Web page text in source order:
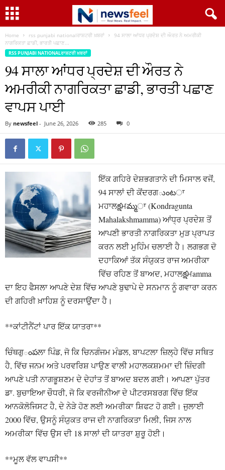
Home rss punjabi nationalਰਾਸ਼ਟਰੀ ਖ਼ਬਰਾਂ
94 ਸਾਲਾ ਆਂਧਰ ਪ੍ਰਦੇਸ਼ ਦੀ ਔਰਤ ਨੇ ਅਮਰੀਕੀ
ਨਾਗਰਿਕਤਾ ਛਾਡੀ, ਭਾਰਤੀ ਪਛਾਣ...
RSS PUNJABI NATIONALਰਾਸ਼ਟਰੀ ਖ਼ਬਰਾਂ
94 ਸਾਲਾ ਆਂਧਰ ਪ੍ਰਦੇਸ਼ ਦੀ ਔਰਤ ਨੇ
ਅਮਰੀਕੀ ਨਾਗਰਿਕਤਾ ਛਾਡੀ, ਭਾਰਤੀ ਪਛਾਣ
ਵਾਪਸ ਪਾਈ
By newsfeel - June 26, 2026 285 0
ਇੱਕ ਗਹਿਰੇ ਦੇਸ਼ਭਗਤਾਨੇ ਦੀ ਮਿਸਾਲ ਵਜੋਂ,
94 ਸਾਲਾਂ ਦੀ ਕੋਂਦਰਗుంటਾ
ਮਹਾਲక్షਮమ్మਾ (Kondragunta
Mahalakshmamma) ਆਂਧ੍ਰ ਪ੍ਰਦੇਸ਼ ਤੋਂ
ਆਪਣੀ ਭਾਰਤੀ ਨਾਗਰਿਕਤਾ ਮੁੜ ਪ੍ਰਾਪਤ
ਕਰਨ ਲਈ ਮੁਹਿੰਮ ਚਲਾਈ ਹੈ। ਲਗਭਗ ਦੋ
ਦਹਾਕਿਆਂ ਤੱਕ ਸੰਯੁਕਤ ਰਾਜ ਅਮਰੀਕਾ
ਵਿੱਚ ਰਹਿਣ ਤੋਂ ਬਾਅਦ, ਮਹਾਲక్షਮamma
ਦਾ ਇਹ ਫੈਸਲਾ ਆਪਣੇ ਦੇਸ਼ ਵਿੱਚ ਆਪਣੇ ਬੁਢਾਪੇ ਦੇ ਸਨਮਾਨ ਨੂੰ ਗਵਾਰਾ ਕਰਨ
ਦੀ ਗਹਿਰੀ ਖ਼ਾਹਿਸ਼ ਨੂੰ ਦਰਸਾਉਂਦਾ ਹੈ।
**ਕਾਂਟੀਨੈਂਟਾਂ ਪਾਰ ਇੱਕ ਯਾਤਰਾ**
ਚਿੰਥਗੁంపਲਾ ਪਿੰਡ, ਜੋ ਕਿ ਚਿਨਗੰਜਮ ਮੰਡਲ, ਬਾਪਟਲਾ ਜ਼ਿਲ੍ਹੇ ਵਿੱਚ ਸਥਿਤ
ਹੈ, ਵਿੱਚ ਜਨਮ ਅਤੇ ਪਰਵਰਿਸ਼ ਪਾਉਣ ਵਾਲੀ ਮਹਾਲਕਸ਼ਮਮਾ ਦੀ ਜ਼ਿੰਦਗੀ
ਆਪਣੇ ਪਤੀ ਨਾਗਭੂਸ਼ਣਮ ਦੇ ਦੇਹਾਂਤ ਤੋਂ ਬਾਅਦ ਬਦਲ ਗਈ। ਆਪਣਾ ਪੁੱਤਰ
ਡਾ. ਬੁਚਾਇਆ ਚੌਧਰੀ, ਜੋ ਕਿ ਵਰਜੀਨੀਆ ਦੇ ਪੀਟਰਸਬਰਗ ਵਿੱਚ ਇੱਕ
ਆਨਕੋਲੋਜਿਸਟ ਹੈ, ਦੇ ਨੇੜੇ ਹੋਣ ਲਈ ਅਮਰੀਕਾ ਸ਼ਿਫਟ ਹੋ ਗਈ। ਜੁਲਾਈ
2000 ਵਿੱਚ, ਉਸਨੂੰ ਸੰਯੁਕਤ ਰਾਜ ਦੀ ਨਾਗਰਿਕਤਾ ਮਿਲੀ, ਜਿਸ ਨਾਲ
ਅਮਰੀਕਾ ਵਿੱਚ ਉਸ ਦੀ 18 ਸਾਲਾਂ ਦੀ ਯਾਤਰਾ ਸ਼ੁਰੂ ਹੋਈ।
**ਮੂਲ ਵੱਲ ਵਾਪਸੀ**